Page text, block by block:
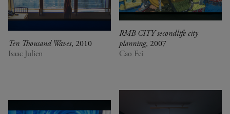
Ten Thousand Waves, 2010
Isaac Julien
RMB CITY secondlife city
planning, 2007
Cao Fei